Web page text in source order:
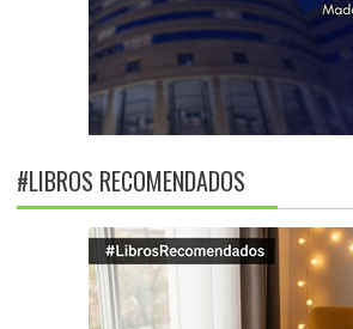
#LIBROS RECOMENDADOS